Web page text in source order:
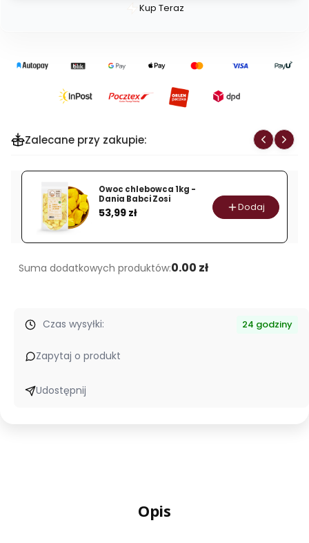
Szybki
produktu
banan,
Dania
Kup Teraz
Zalecane przy zakupie:
Owoc chlebowca 1kg -
Dania Babci Zosi
Cena
53,99 zł Dodaj
Suma dodatkowych produktów:0.00 zł
Czas wysyłki: 24 godziny
Zapytaj o produkt
Udostępnij
Opis